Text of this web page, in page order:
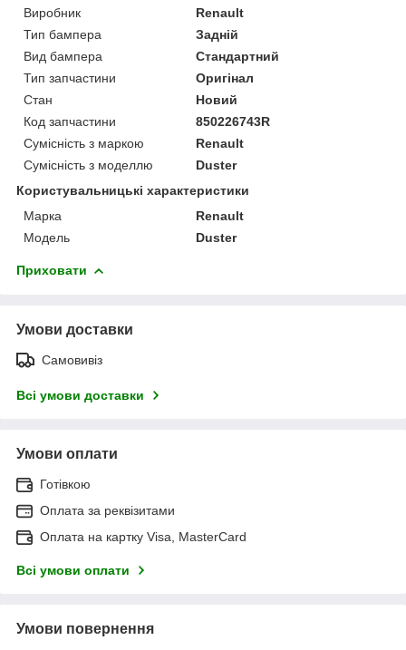
Виробник
Renault
Тип бампера
Задній
Вид бампера
Стандартний
Тип запчастини
Оригінал
Стан
Новий
Код запчастини
850226743R
Сумісність з маркою
Renault
Сумісність з моделлю
Duster
Користувальницькі характеристики
Марка
Renault
Модель
Duster
Приховати
Умови доставки
Самовивіз
Всі умови доставки
Умови оплати
Готівкою
Оплата за реквізитами
Оплата на картку Visa, MasterCard
Всі умови оплати
Умови повернення